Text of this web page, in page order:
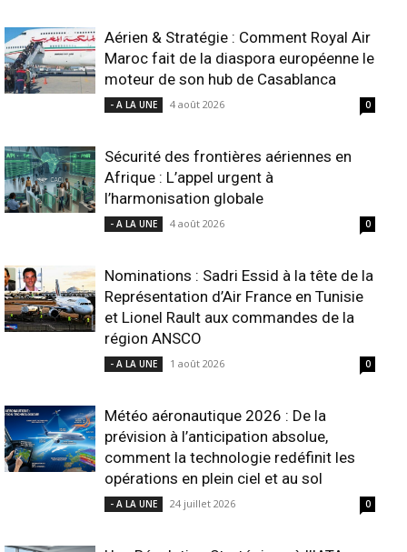
Aérien & Stratégie : Comment Royal Air
Maroc fait de la diaspora européenne le
moteur de son hub de Casablanca
- A LA UNE 4 août 2026 0
Sécurité des frontières aériennes en
Afrique : L’appel urgent à
l’harmonisation globale
- A LA UNE 4 août 2026 0
Nominations : Sadri Essid à la tête de la
Représentation d’Air France en Tunisie
et Lionel Rault aux commandes de la
région ANSCO
- A LA UNE 1 août 2026 0
Météo aéronautique 2026 : De la
prévision à l’anticipation absolue,
comment la technologie redéfinit les
opérations en plein ciel et au sol
- A LA UNE 24 juillet 2026 0